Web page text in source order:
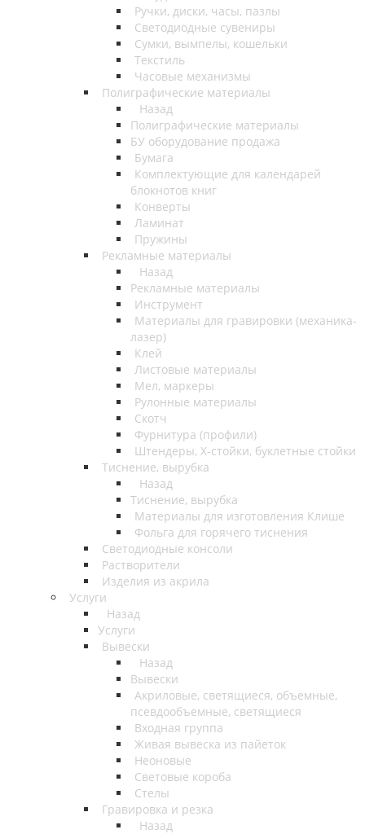
Ручки, диски, часы, пазлы
Светодиодные сувениры
Сумки, вымпелы, кошельки
Текстиль
Часовые механизмы
Полиграфические материалы
Назад
Полиграфические материалы
БУ оборудование продажа
Бумага
Комплектующие для календарей
блокнотов книг
Конверты
Ламинат
Пружины
Рекламные материалы
Назад
Рекламные материалы
Инструмент
Материалы для гравировки (механика-
лазер)
Клей
Листовые материалы
Мел, маркеры
Рулонные материалы
Скотч
Фурнитура (профили)
Штендеры, Х-стойки, буклетные стойки
Тиснение, вырубка
Назад
Тиснение, вырубка
Материалы для изготовления Клише
Фольга для горячего тиснения
Светодиодные консоли
Растворители
Изделия из акрила
Услуги
Назад
Услуги
Вывески
Назад
Вывески
Акриловые, светящиеся, объемные,
псевдообъемные, светящиеся
Входная группа
Живая вывеска из пайеток
Неоновые
Световые короба
Стелы
Гравировка и резка
Назад